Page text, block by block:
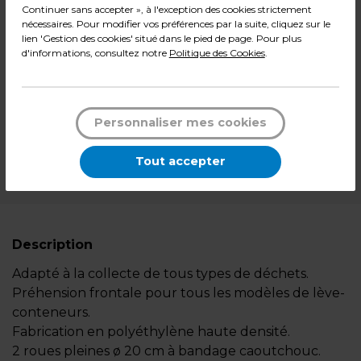
79,08€ TTC*
l'unité
- +
Ajouter au panier
*Des frais de livraison et d'emballage peuvent s'ajouter.
Description
Adapté à la collecte de tous types de déchets.
Préhension frontale pour tous les modèles de lève-
conteneurs.
Fabrication en polyéthylène haute densité.
2 roues pleines ø 20 cm à bandage caoutchouc.
Continuer sans accepter », à l'exception des cookies strictement
nécessaires. Pour modifier vos préférences par la suite, cliquez sur le
lien 'Gestion des cookies' situé dans le pied de page. Pour plus
d'informations, consultez notre Politique des Cookies.
Personnaliser mes cookies
Tout accepter